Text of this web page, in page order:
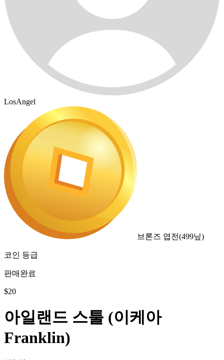
LosAngel
브론즈 엽전(499닢)
코인 등급
판매완료
$20
아일랜드 스툴 (이케아
Franklin)